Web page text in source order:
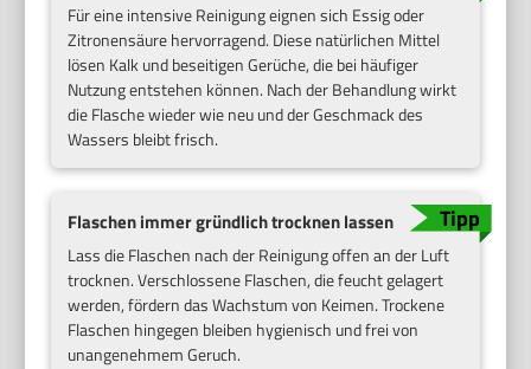
Für eine intensive Reinigung eignen sich Essig oder
Zitronensäure hervorragend. Diese natürlichen Mittel
lösen Kalk und beseitigen Gerüche, die bei häufiger
Nutzung entstehen können. Nach der Behandlung wirkt
die Flasche wieder wie neu und der Geschmack des
Wassers bleibt frisch.
Flaschen immer gründlich trocknen lassen
Lass die Flaschen nach der Reinigung offen an der Luft
trocknen. Verschlossene Flaschen, die feucht gelagert
werden, fördern das Wachstum von Keimen. Trockene
Flaschen hingegen bleiben hygienisch und frei von
unangenehmem Geruch.